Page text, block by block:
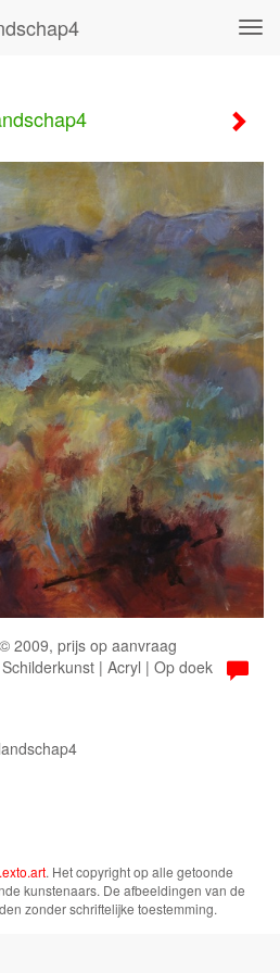
2009, prijs op aanvraag
| Acryl | Op doek
landschap4
. Het copyright op alle getoonde
kunstenaars. De afbeeldingen van de
zonder schriftelijke toestemming.